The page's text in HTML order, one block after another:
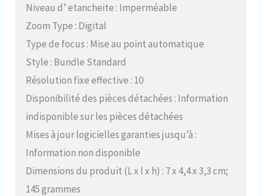
Niveau d’ etancheite : Imperméable
Zoom Type : Digital
Type de focus : Mise au point automatique
Style : Bundle Standard
Résolution fixe effective : 10
Disponibilité des pièces détachées : Information
indisponible sur les pièces détachées
Mises à jour logicielles garanties jusqu’à :
Information non disponible
Dimensions du produit (L x l x h) : 7 x 4,4 x 3,3 cm;
145 grammes